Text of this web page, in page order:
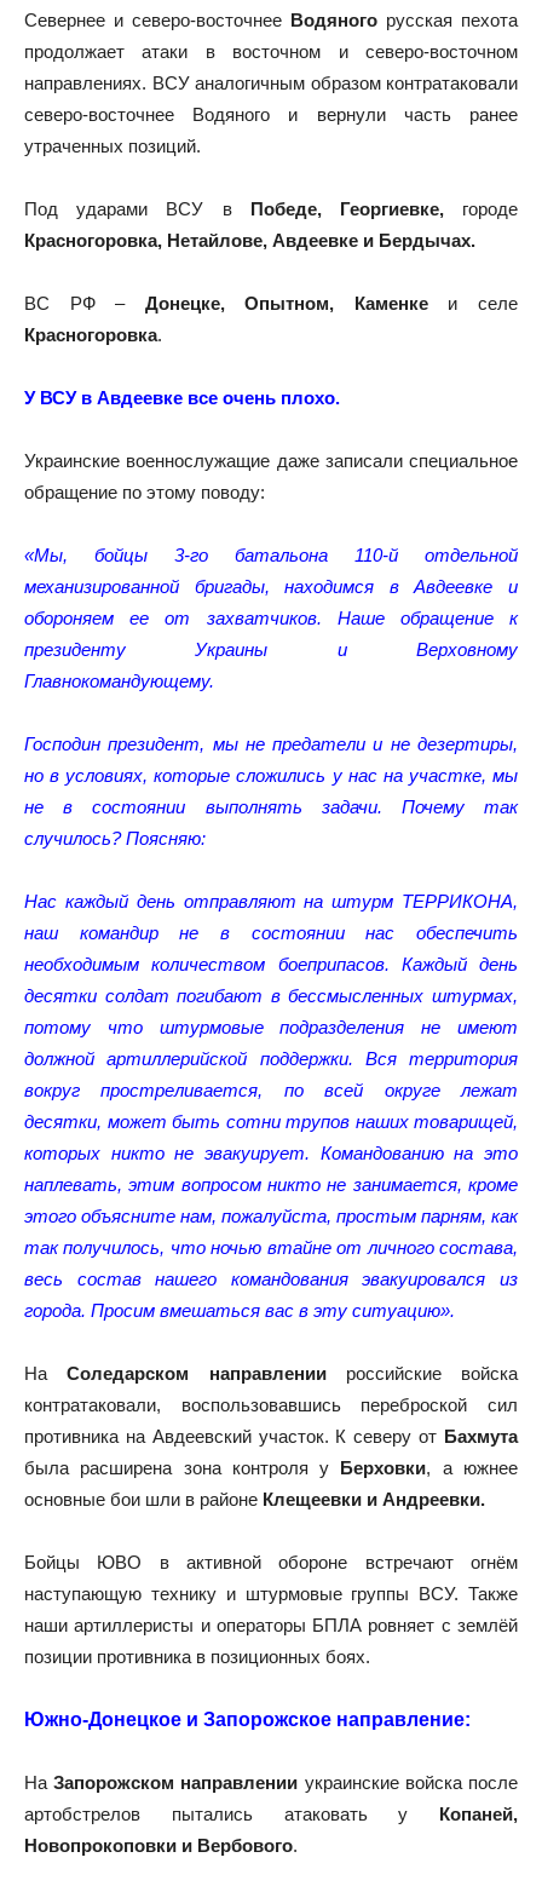
Севернее и северо-восточнее Водяного русская пехота
продолжает атаки в восточном и северо-восточном
направлениях. ВСУ аналогичным образом контратаковали
северо-восточнее Водяного и вернули часть ранее
утраченных позиций.
Под ударами ВСУ в Победе, Георгиевке,городе
Красногоровка, Нетайлове, Авдеевке и Бердычах.
ВС РФ – Донецке, Опытном, Каменкеи селе
Красногоровка.
У ВСУ в Авдеевке все очень плохо.
Украинские военнослужащие даже записали специальное
обращение по этому поводу:
«Мы, бойцы 3-го батальона 110-й отдельной
механизированной бригады, находимся в Авдеевке и
обороняем ее от захватчиков. Наше обращение к
президенту Украины и Верховному
Главнокомандующему.
Господин президент, мы не предатели и не дезертиры,
но в условиях, которые сложились у нас на участке, мы
не в состоянии выполнять задачи. Почему так
случилось? Поясняю:
Нас каждый день отправляют на штурм ТЕРРИКОНА,
наш командир не в состоянии нас обеспечить
необходимым количеством боеприпасов. Каждый день
десятки солдат погибают в бессмысленных штурмах,
потому что штурмовые подразделения не имеют
должной артиллерийской поддержки. Вся территория
вокруг простреливается, по всей округе лежат
десятки, может быть сотни трупов наших товарищей,
которых никто не эвакуирует. Командованию на это
наплевать, этим вопросом никто не занимается, кроме
этого объясните нам, пожалуйста, простым парням, как
так получилось, что ночью втайне от личного состава,
весь состав нашего командования эвакуировался из
города. Просим вмешаться вас в эту ситуацию».
НаСоледарском направлениироссийские войска
контратаковали, воспользовавшись переброской сил
противника на Авдеевский участок. К северу от Бахмута
была расширена зона контроля у Берховки, а южнее
основные бои шли в районе Клещеевки и Андреевки.
Бойцы ЮВО в активной обороне встречают огнём
наступающую технику и штурмовые группы ВСУ. Также
наши артиллеристы и операторы БПЛА ровняет с землёй
позиции противника в позиционных боях.
Южно-Донецкое и Запорожское направление:
НаЗапорожском направлении украинские войска после
артобстрелов пытались атаковать у Копаней,
Новопрокоповки и Вербового.